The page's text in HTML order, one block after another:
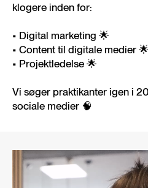
klogere inden for:
• Digital marketing 🌟
• Content til digitale medier 🌟
• Projektledelse 🌟
Vi søger praktikanter igen i
sociale medier 🧠